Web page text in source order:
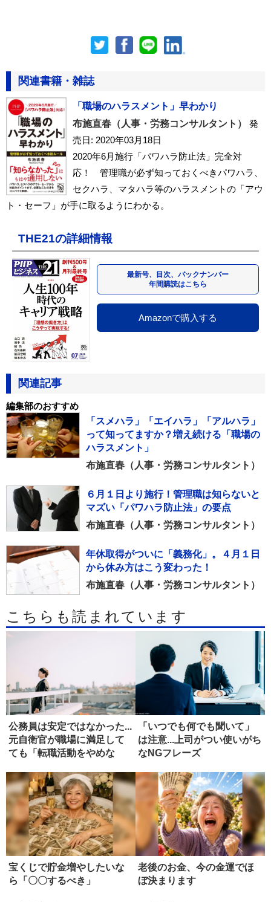
関連書籍・雑誌
「職場のハラスメント」早わかり
布施直春（人事・労務コンサルタント）
発
売日: 2020年03月18日
2020年6月施行「パワハラ防止法」完全対
応！ 管理職が必ず知っておくべきパワハラ、
セクハラ、マタハラ等のハラスメントの「アウ
ト・セーフ」が手に取るようにわかる。
THE21の詳細情報
最新号、目次、バックナンバー
年間購読はこちら
Amazonで購入する
関連記事
編集部のおすすめ
「スメハラ」「エイハラ」「アルハラ」
って知ってますか？増え続ける「職場の
ハラスメント」
布施直春（人事・労務コンサルタント）
６月１日より施行！管理職は知らないと
マズい「パワハラ防止法」の要点
布施直春（人事・労務コンサルタント）
年休取得がついに「義務化」。４月１日
から休み方はこう変わった！
布施直春（人事・労務コンサルタント）
こちらも読まれています
公務員は安定ではなかった...
元自衛官が職場に満足して
ても「転職活動をやめな
「いつでも何でも聞いて」
は注意...上司がつい使いがち
なNGフレーズ
宝くじで貯金増やしたいな
ら「〇〇するべき」
老後のお金、今の金運でほ
ぼ決まります